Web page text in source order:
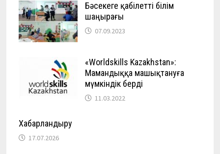
Бәсекеге қабілетті білім
шаңырағы
07.09.2023
«Worldskills Kazakhstan»:
Мамандыққа машықтануға
мүмкіндік берді
11.03.2022
Хабарландыру
17.07.2026